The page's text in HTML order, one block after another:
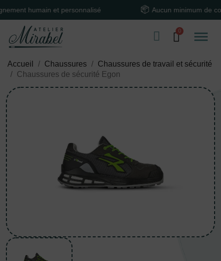
humain et personnalisé Aucun minimum de
Accueil Chaussures
Chaussures de travail et sécurité
Chaussures de sécurité Egon